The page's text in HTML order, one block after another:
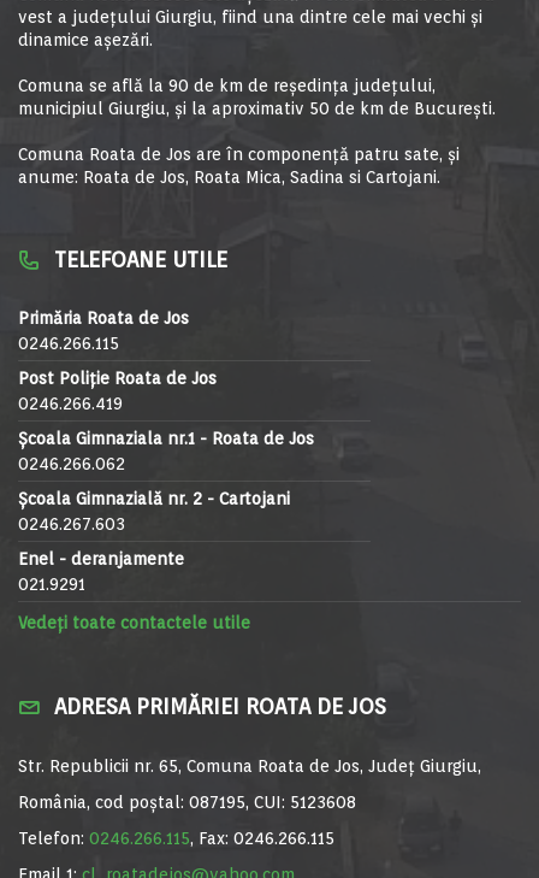
vest a judeţului Giurgiu, fiind una dintre cele mai vechi şi
dinamice aşezări.
Comuna se află la 90 de km de reşedinţa judeţului,
municipiul Giurgiu, şi la aproximativ 50 de km de Bucureşti.
Comuna Roata de Jos are în componență patru sate, și
anume: Roata de Jos, Roata Mica, Sadina si Cartojani.
TELEFOANE UTILE
Primăria Roata de Jos
0246.266.115
Post Poliție Roata de Jos
0246.266.419
Școala Gimnaziala nr.1 - Roata de Jos
0246.266.062
Școala Gimnazială nr. 2 - Cartojani
0246.267.603
Enel - deranjamente
021.9291
Vedeți toate contactele utile
ADRESA PRIMĂRIEI ROATA DE JOS
Str. Republicii nr. 65, Comuna Roata de Jos, Județ Giurgiu,
România, cod poștal: 087195, CUI: 5123608
Telefon: 0246.266.115, Fax: 0246.266.115
Email 1: cl_roatadejos@yahoo.com